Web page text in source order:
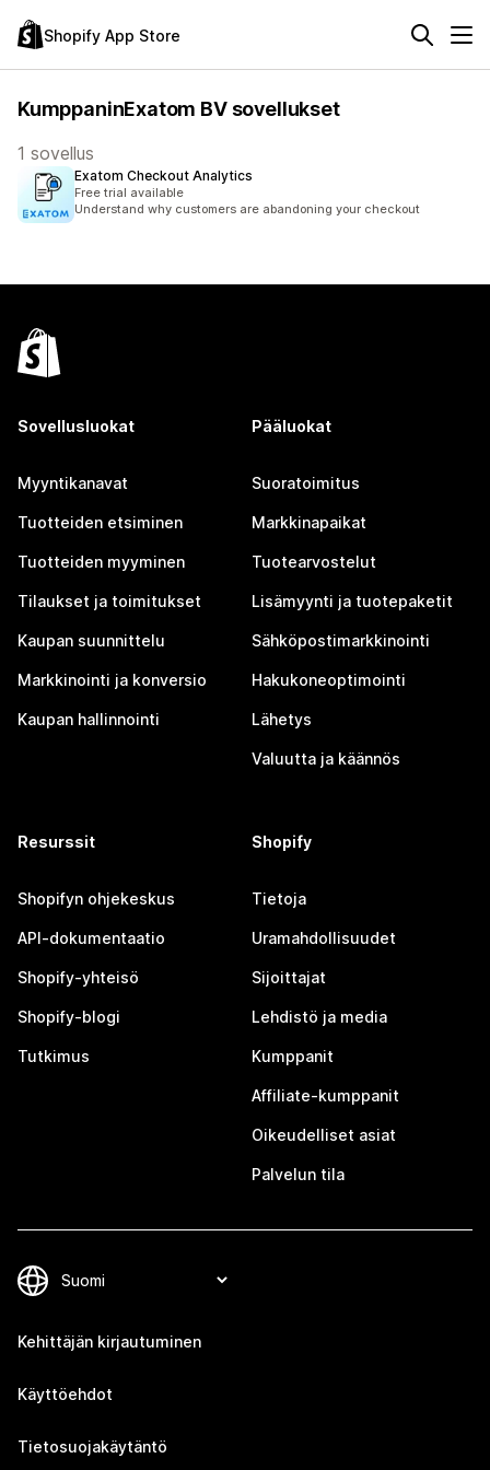
Shopify App Store
KumppaninExatom BV sovellukset
1 sovellus
Exatom Checkout Analytics
Free trial available
Understand why customers are abandoning your checkout
Sovellusluokat
Myyntikanavat
Tuotteiden etsiminen
Tuotteiden myyminen
Tilaukset ja toimitukset
Kaupan suunnittelu
Markkinointi ja konversio
Kaupan hallinnointi
Pääluokat
Suoratoimitus
Markkinapaikat
Tuotearvostelut
Lisämyynti ja tuotepaketit
Sähköpostimarkkinointi
Hakukoneoptimointi
Lähetys
Valuutta ja käännös
Resurssit
Shopifyn ohjekeskus
API-dokumentaatio
Shopify-yhteisö
Shopify-blogi
Tutkimus
Shopify
Tietoja
Uramahdollisuudet
Sijoittajat
Lehdistö ja media
Kumppanit
Affiliate-kumppanit
Oikeudelliset asiat
Palvelun tila
Kehittäjän kirjautuminen
Käyttöehdot
Tietosuojakäytäntö